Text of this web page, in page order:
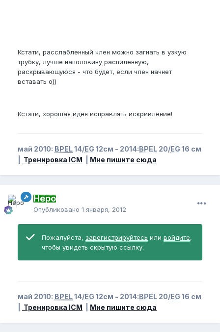
Кстати, расслабленный член можно загнать в узкую
трубку, лучше наполовину распиленную,
раскрывающуюся - что будет, если член начнет
вставать o))
Кстати, хорошая идея исправлять искривление!
май 2010: BPEL 14/EG 12см - 2014:BPEL 20/EG 16 см
| Тренировка ICM | Мне пишите сюда
Неро
Опубликовано 1 января, 2012
Пожалуйста, зарегистрируйтесь или войдите,
чтобы увидеть скрытую ссылку.
май 2010: BPEL 14/EG 12см - 2014:BPEL 20/EG 16 см
| Тренировка ICM | Мне пишите сюда